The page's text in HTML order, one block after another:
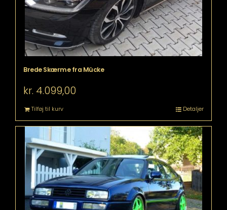
Brede Skærme fra Mücke
kr. 4.099,00
Tilføj til kurv Detaljer